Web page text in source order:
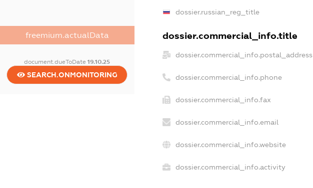
freemium.actualData
document.dueToDate19.10.25
SEARCH.ONMONITORING
dossier.russian_reg_title
dossier.commercial_info.title
dossier.commercial_info.postal_address
dossier.commercial_info.phone
dossier.commercial_info.fax
dossier.commercial_info.email
dossier.commercial_info.website
dossier.commercial_info.activity